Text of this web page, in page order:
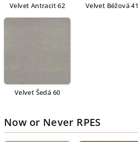
Velvet Antracit 62 Velvet Béžová 41
Velvet Šedá 60
Now or Never RPES